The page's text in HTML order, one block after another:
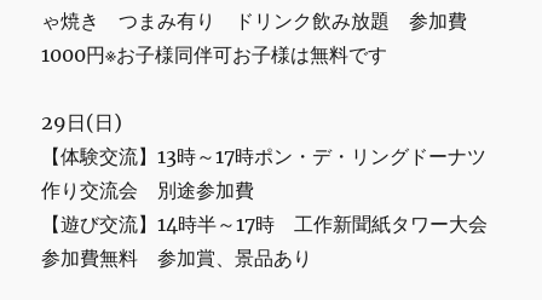
ゃ焼き つまみ有り ドリンク飲み放題 参加費
1000円※お子様同伴可お子様は無料です
29日(日)
【体験交流】13時～17時ポン・デ・リングドーナツ
作り交流会 別途参加費
【遊び交流】14時半～17時 工作新聞紙タワー大会
参加費無料 参加賞、景品あり